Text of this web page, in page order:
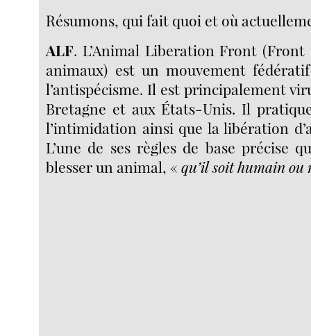
Résumons, qui fait quoi et où
ALF. L’Animal Liberation Front
animaux) est un mouvement
l’antispécisme. Il est principalement
Bretagne et aux États-Unis. Il
l’intimidation ainsi que la libération
L’une de ses règles de base précise
blesser un animal, «qu’il soit humain